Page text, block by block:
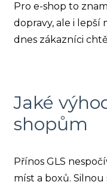
Pro e-shop to
dopravy, ale i lepší
dnes zákazníci
Jaké
shopům
Přínos GLS
míst a boxů.